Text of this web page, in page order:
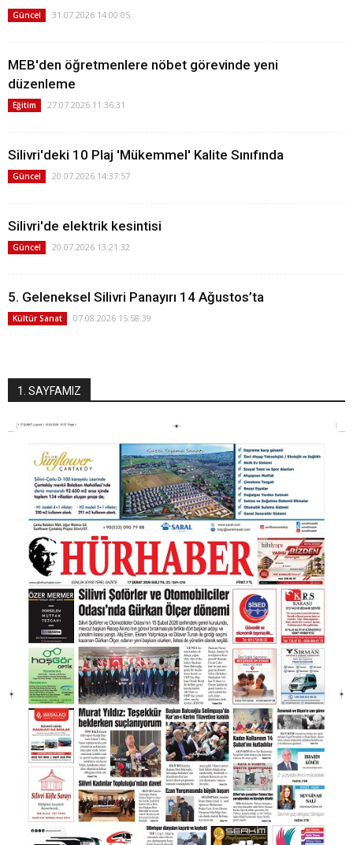
Güncel 31.07.2026 14:00:05
MEB'den öğretmenlere nöbet görevinde yeni
düzenleme
Eğitim 27.07.2026 11:36:31
Silivri'deki 10 Plaj 'Mükemmel' Kalite Sınıfında
Güncel 20.07.2026 14:37:57
Silivri'de elektrik kesintisi
Güncel 20.07.2026 13:21:32
5. Geleneksel Silivri Panayırı 14 Ağustos’ta
Kültür Sanat 07.08.2026 15:58:39
1. SAYFAMIZ